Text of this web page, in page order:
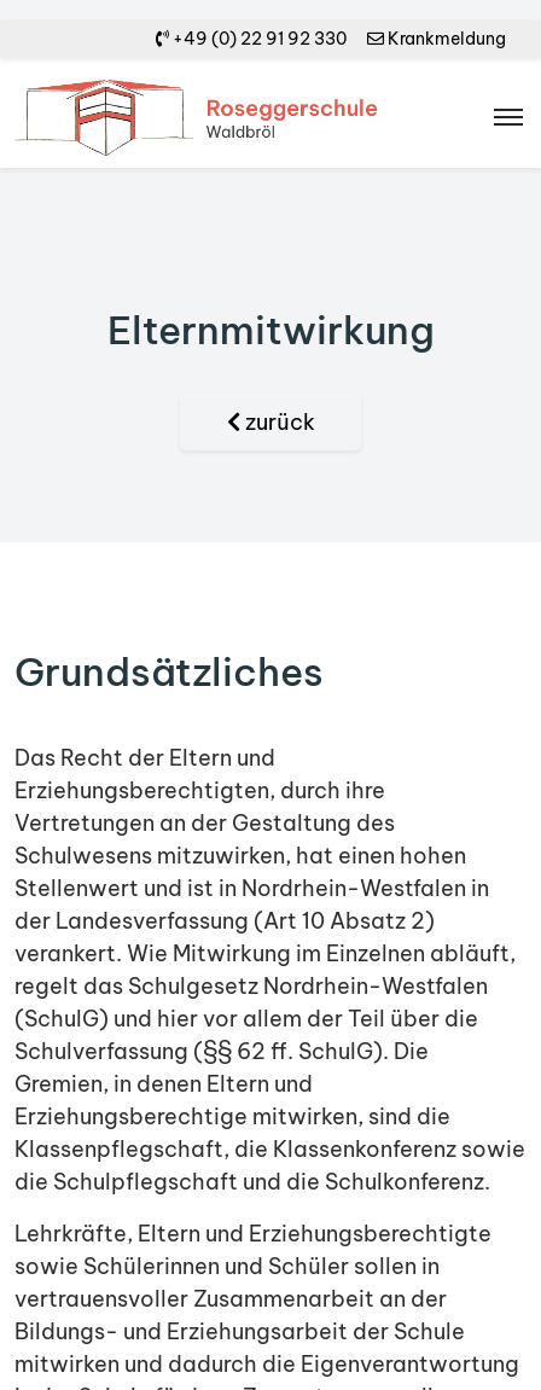
+49 (0) 22 91 92 330 Krankmeldung
Elternmitwirkung
zurück
Grundsätzliches
Das Recht der Eltern und
Erziehungsberechtigten, durch ihre
Vertretungen an der Gestaltung des
Schulwesens mitzuwirken, hat einen hohen
Stellenwert und ist in Nordrhein-Westfalen in
der Landesverfassung (Art 10 Absatz 2)
verankert. Wie Mitwirkung im Einzelnen abläuft,
regelt das Schulgesetz Nordrhein-Westfalen
(SchulG) und hier vor allem der Teil über die
Schulverfassung (§§ 62 ff. SchulG). Die
Gremien, in denen Eltern und
Erziehungsberechtige mitwirken, sind die
Klassenpflegschaft, die Klassenkonferenz sowie
die Schulpflegschaft und die Schulkonferenz.
Lehrkräfte, Eltern und Erziehungsberechtigte
sowie Schülerinnen und Schüler sollen in
vertrauensvoller Zusammenarbeit an der
Bildungs- und Erziehungsarbeit der Schule
mitwirken und dadurch die Eigenverantwortung